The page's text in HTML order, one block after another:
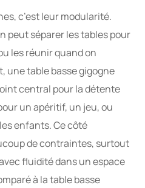
c’est leur modularité.
peut séparer les tables pour
les réunir quand on
une table basse gigogne
central pour la détente
un apéritif, un jeu, ou
enfants. Ce côté
de contraintes, surtout
fluidité dans un espace
à la table basse